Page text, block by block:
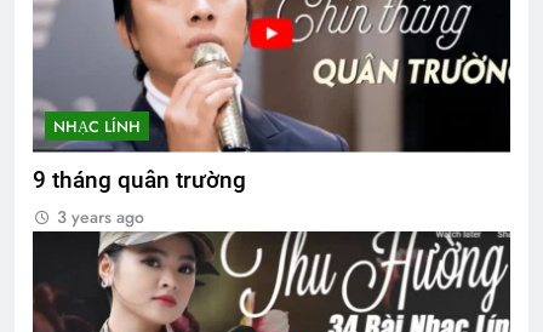
NHẠC LÍNH
9 tháng quân trường
3 years ago